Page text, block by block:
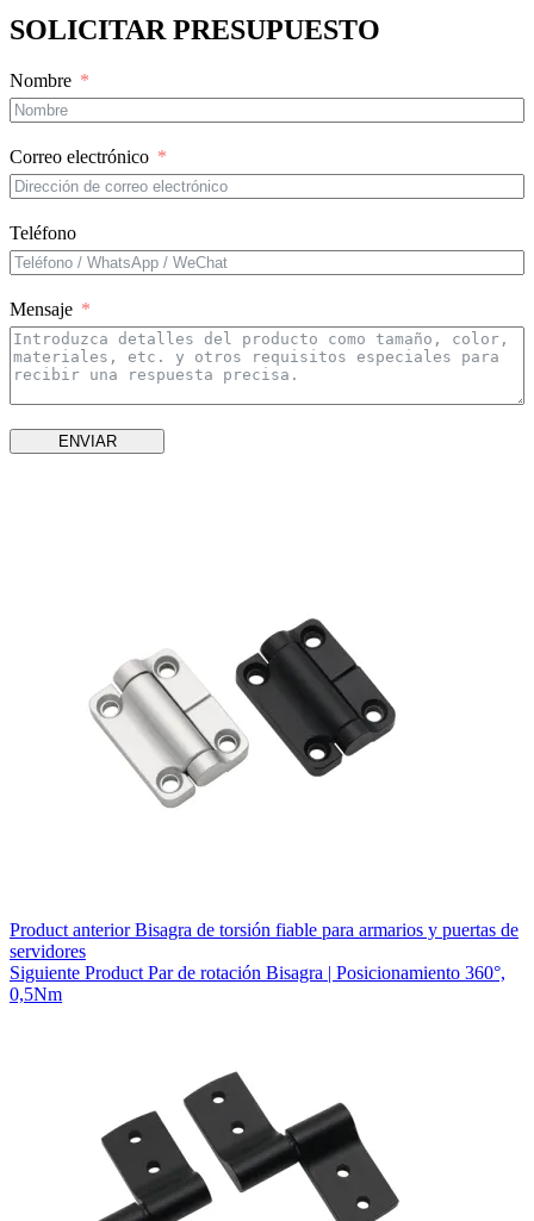
SOLICITAR PRESUPUESTO
Nombre
Correo electrónico
Teléfono
Mensaje
ENVIAR
Product anteriorBisagra de torsión fiable para armarios y puertas de
servidores
Siguiente Product Par de rotación Bisagra | Posicionamiento 360°,
0,5Nm